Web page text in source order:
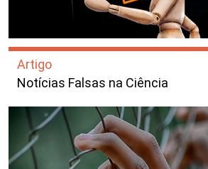
Artigo
Notícias Falsas na Ciência